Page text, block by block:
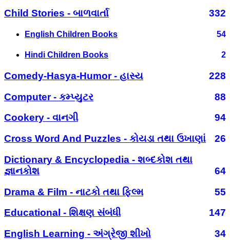
Child Stories - બાળવાર્તા
332
English Children Books 54
Hindi Children Books 2
Comedy-Hasya-Humor - હાસ્ય
228
Computer - કમ્પ્યુટર
88
Cookery - વાનગી
94
Cross Word And Puzzles - કોયડા તથા ઉખાણાં
26
Dictionary & Encyclopedia - શબ્દકોશ તથા
જ્ઞાનકોશ
64
Drama & Film - નાટકો તથા ફિલ્મ
55
Educational - શિક્ષણ સંબંધી
147
English Learning - અંગ્રેજી શીખો
34